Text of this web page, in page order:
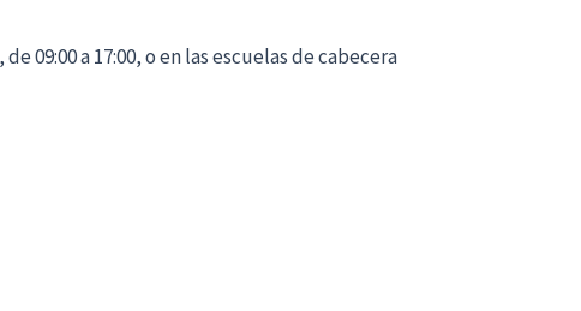
09:00 a 17:00, o en las escuelas de cabecera